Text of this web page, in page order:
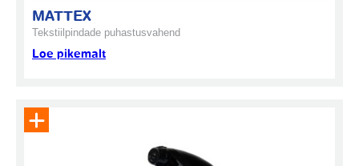
MATTEX
Tekstiilpindade puhastusvahend
Loe pikemalt
Eemalda toode päringukorvist